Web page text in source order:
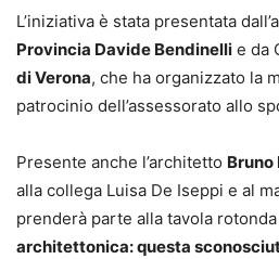
L’iniziativa è stata presentata
Provincia Davide Bendinelli e da
di Verona, che ha organizzato la
patrocinio dell’assessorato allo
Presente anche l’architetto Bruno
alla collega Luisa De Iseppi e al
prenderà parte alla tavola rotonda
architettonica: questa